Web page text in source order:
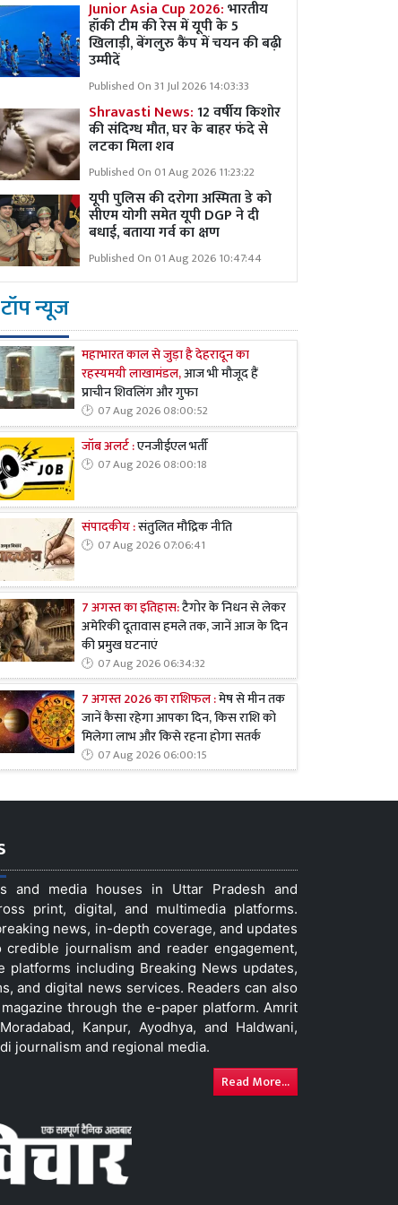
Junior Asia Cup 2026:भारतीय
हॉकी टीम की रेस में यूपी के 5
खिलाड़ी, बेंगलुरु कैंप में चयन की बढ़ी
उम्मीदें
Published On 31 Jul 2026 14:03:33
Shravasti News:12 वर्षीय किशोर
की संदिग्ध मौत, घर के बाहर फंदे से
लटका मिला शव
Published On 01 Aug 2026 11:23:22
यूपी पुलिस की दरोगा अस्मिता डे को
सीएम योगी समेत यूपी DGP ने दी
बधाई, बताया गर्व का क्षण
Published On 01 Aug 2026 10:47:44
टॉप न्यूज
महाभारत काल से जुड़ा है देहरादून का
रहस्यमयी लाखामंडल,आज भी मौजूद हैं
प्राचीन शिवलिंग और गुफा
07 Aug 2026 08:00:52
जॉब अलर्ट :एनजीईएल भर्ती
07 Aug 2026 08:00:18
संपादकीय :संतुलित मौद्रिक नीति
07 Aug 2026 07:06:41
7 अगस्त का इतिहास:टैगोर के निधन से लेकर
अमेरिकी दूतावास हमले तक, जानें आज के दिन
की प्रमुख घटनाएं
07 Aug 2026 06:34:32
7 अगस्त 2026 का राशिफल :मेष से मीन तक
जानें कैसा रहेगा आपका दिन, किस राशि को
मिलेगा लाभ और किसे रहना होगा सतर्क
07 Aug 2026 06:00:15
and media houses in Uttar Pradesh and
print, digital, and multimedia platforms.
news, in-depth coverage, and updates
journalism and reader engagement,
including Breaking News updates,
and digital news services. Readers can also
through the e-paper platform. Amrit
Kanpur, Ayodhya, and Haldwani,
journalism and regional media.
Read More...